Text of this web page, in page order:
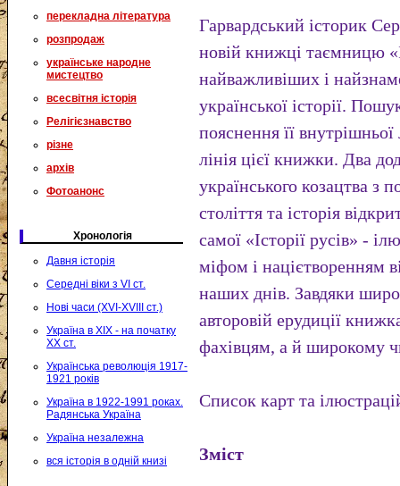
перекладна література
розпродаж
українське народне
мистецтво
всесвітня історія
Релігієзнавство
різне
архів
Фотоанонс
Хронологія
Давня історія
Середні віки з VI ст.
Нові часи (XVI-XVIII ст.)
Україна в XIX - на початку
XX ст.
Українська революція 1917-
1921 років
Україна в 1922-1991 роках.
Радянська Україна
Україна незалежна
вся історія в одній книзі
Гарвардський історик
новій книжці таємницю
найважливіших і
української історії.
пояснення її
лінія цієї книжки. Два
українського козацтва з
століття та історія
самої «Історії русів» -
міфом і націєтворенням
наших днів. Завдяки
авторовій ерудиції
фахівцям, а й широкому
Список карт та
Зміст